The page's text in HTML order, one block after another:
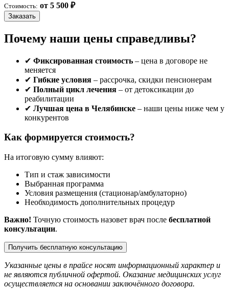
Стоимость: от 5 500 ₽
Заказать
Почему наши цены справедливы?
✔ Фиксированная стоимость – цена в договоре не
меняется
✔ Гибкие условия – рассрочка, скидки пенсионерам
✔ Полный цикл лечения – от детоксикации до
реабилитации
✔ Лучшая цена в Челябинске – наши цены ниже чем у
конкурентов
Как формируется стоимость?
На итоговую сумму влияют:
Тип и стаж зависимости
Выбранная программа
Условия размещения (стационар/амбулаторно)
Необходимость дополнительных процедур
Важно! Точную стоимость назовет врач после бесплатной
консультации.
Получить бесплатную консультацию
Указанные цены в прайсе носят информационный характер и
не являются публичной офертой. Оказание медицинских услуг
осуществляется на основании заключённого договора.